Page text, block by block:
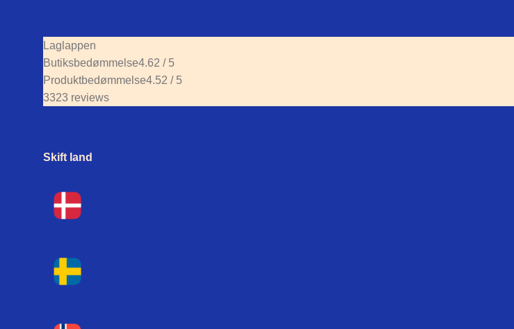
Laglappen
Butiksbedømmelse4.62 / 5
Produktbedømmelse4.52 / 5
3323 reviews
Skift land